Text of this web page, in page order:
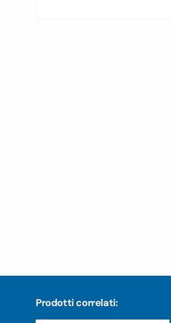
Prodotti correlati: